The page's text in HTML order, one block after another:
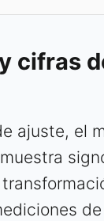
cifras
ajuste, el